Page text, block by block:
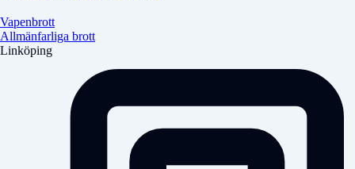
Vapenbrott
Allmänfarliga brott
Linköping